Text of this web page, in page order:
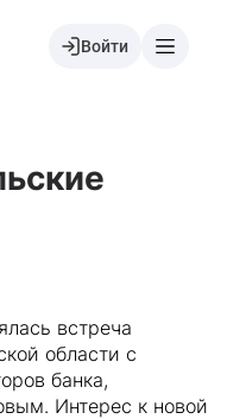
Войти
встреча
области с
банка,
Интерес к новой